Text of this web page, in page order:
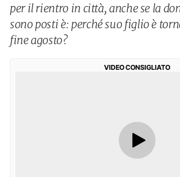
per il rientro in città, anche se la
sono posti è: perché suo figlio è
fine agosto?
VIDEO CONSIGLIATO